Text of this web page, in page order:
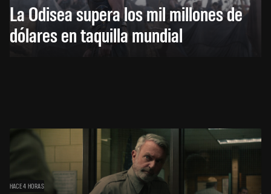
La Odisea supera los mil millones de
dólares en taquilla mundial
HACE 4 HORAS